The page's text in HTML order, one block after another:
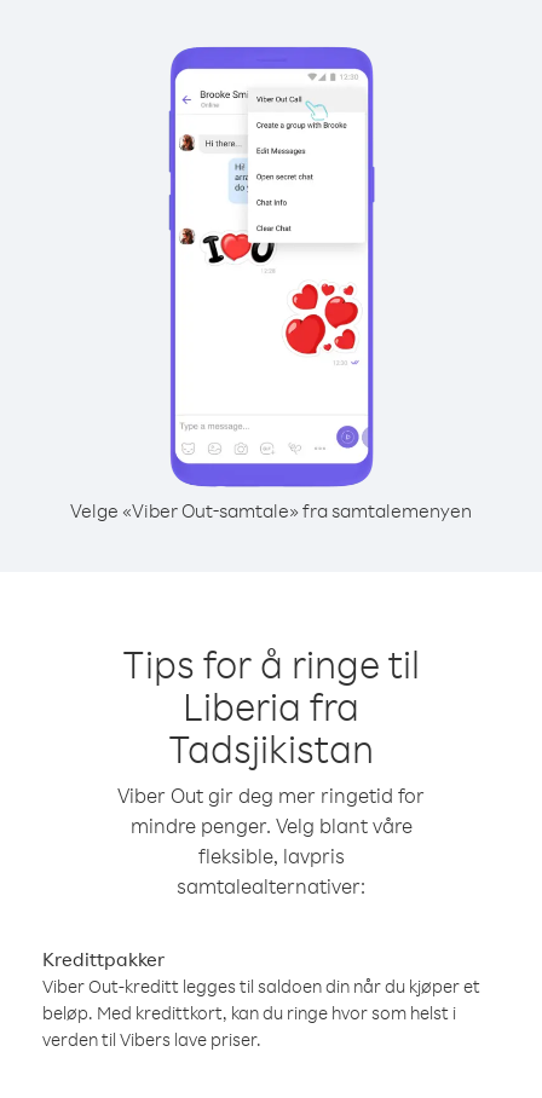
Velge «Viber Out-samtale» fra samtalemenyen
Tips for å ringe til
Liberia fra
Tadsjikistan
Viber Out gir deg mer ringetid for
mindre penger. Velg blant våre
fleksible, lavpris
samtalealternativer:
Kredittpakker
Viber Out-kreditt legges til saldoen din når du kjøper et
beløp. Med kredittkort, kan du ringe hvor som helst i
verden til Vibers lave priser.